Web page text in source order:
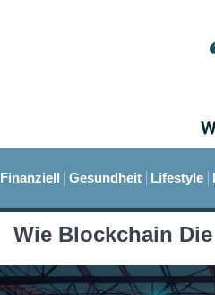
Finanziell Gesundheit Lifestyle
Wie Blockchain